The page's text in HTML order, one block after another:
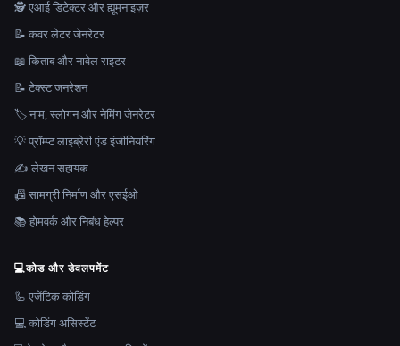
🕵️ एआई डिटेक्टर और ह्यूमनाइज़र
📝 कवर लेटर जेनरेटर
📖 किताब और नावेल राइटर
📝 टेक्स्ट जनरेशन
🏷️ नाम, स्लोगन और नेमिंग जेनरेटर
💡 प्रॉम्प्ट लाइब्रेरी एंड इंजीनियरिंग
✍️ लेखन सहायक
📠 सामग्री निर्माण और एसईओ
📚 होमवर्क और निबंध हेल्पर
💻कोड और डेवलपमेंट
🦾 एजेंटिक कोडिंग
💻 कोडिंग असिस्टेंट